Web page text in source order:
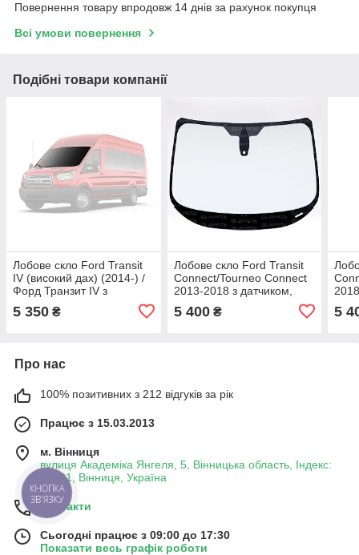
Повернення товару впродовж 14 днів за рахунок покупця
Всі умови повернення
Подібні товари компанії
Лобове скло Ford Transit
IV (високий дах) (2014-) /
Форд Транзит IV з
датчиком дощу камерою
5 350 ₴
Лобове скло Ford Transit
Connect/Tourneo Connect
2013-2018 з датчиком,
кріпленням - Форд
5 400₴ 5
Про нас
100% позитивних з 212 відгуків за рік
Працює з 15.03.2013
м. Вінниця
вулиця Академіка Янгеля, 5, Вінницька область, Індекс:
21001, Вінниця, Україна
Контакти
Сьогодні працює з 09:00 до 17:30
Показати весь графік роботи
КНОПКА
ЗВ'ЯЗКУ